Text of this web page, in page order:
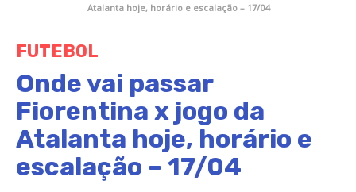
Atalanta hoje, horário e escalação – 17/04
FUTEBOL
Onde vai passar
Fiorentina x jogo da
Atalanta hoje, horário e
escalação – 17/04